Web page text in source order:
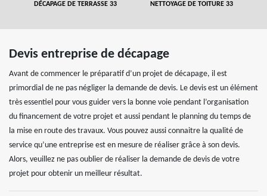
DÉCAPAGE DE TERRASSE 33 NETTOYAGE DE TOITURE 33
Devis entreprise de décapage
Avant de commencer le préparatif d’un projet de décapage, il est
primordial de ne pas négliger la demande de devis. Le devis est un élément
très essentiel pour vous guider vers la bonne voie pendant l’organisation
du financement de votre projet et aussi pendant le planning du temps de
la mise en route des travaux. Vous pouvez aussi connaitre la qualité de
service qu’une entreprise est en mesure de réaliser grâce à son devis.
Alors, veuillez ne pas oublier de réaliser la demande de devis de votre
projet pour obtenir un meilleur résultat.